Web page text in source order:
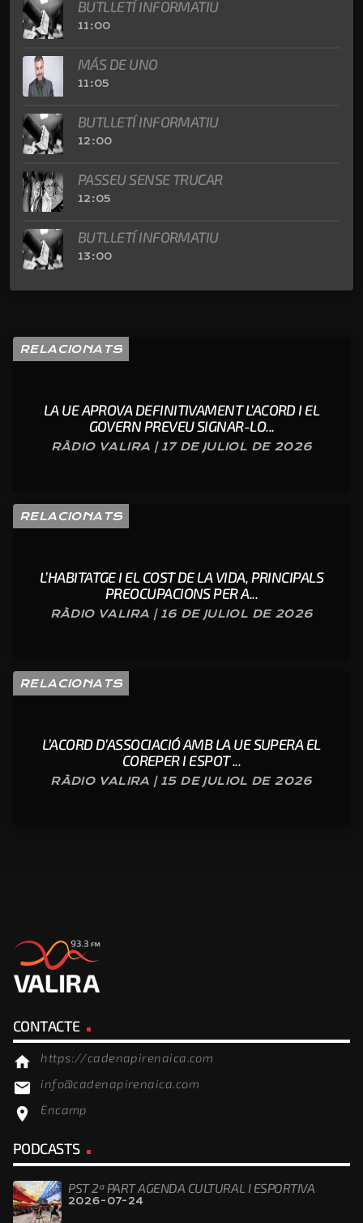
BUTLLETÍ INFORMATIU
11:00
MÁS DE UNO
11:05
BUTLLETÍ INFORMATIU
12:00
PASSEU SENSE TRUCAR
12:05
BUTLLETÍ INFORMATIU
13:00
RELACIONATS
LA UE APROVA DEFINITIVAMENT L’ACORD I EL
GOVERN PREVEU SIGNAR-LO...
RÀDIO VALIRA | 17 DE JULIOL DE 2026
RELACIONATS
L’HABITATGE I EL COST DE LA VIDA, PRINCIPALS
PREOCUPACIONS PER A...
RÀDIO VALIRA | 16 DE JULIOL DE 2026
RELACIONATS
L’ACORD D’ASSOCIACIÓ AMB LA UE SUPERA EL
COREPER I ESPOT ...
RÀDIO VALIRA | 15 DE JULIOL DE 2026
CONTACTE
home https://cadenapirenaica.com
email info@cadenapirenaica.com
location_on Encamp
PODCASTS
PST 2ª PART AGENDA CULTURAL I ESPORTIVA
2026-07-24